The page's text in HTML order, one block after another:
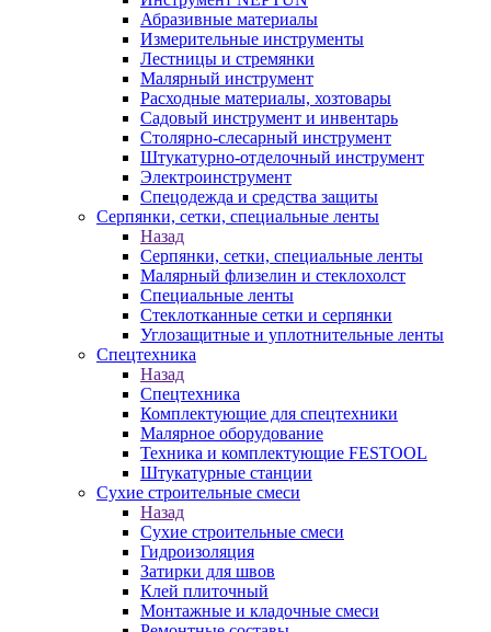
Абразивные материалы
Измерительные инструменты
Лестницы и стремянки
Малярный инструмент
Расходные материалы, хозтовары
Садовый инструмент и инвентарь
Столярно-слесарный инструмент
Штукатурно-отделочный инструмент
Электроинструмент
Спецодежда и средства защиты
Серпянки, сетки, специальные ленты
Назад
Серпянки, сетки, специальные ленты
Малярный флизелин и стеклохолст
Специальные ленты
Стеклотканные сетки и серпянки
Углозащитные и уплотнительные ленты
Спецтехника
Назад
Спецтехника
Комплектующие для спецтехники
Малярное оборудование
Техника и комплектующие FESTOOL
Штукатурные станции
Сухие строительные смеси
Назад
Сухие строительные смеси
Гидроизоляция
Затирки для швов
Клей плиточный
Монтажные и кладочные смеси